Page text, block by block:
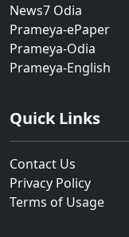
News7 Odia
Prameya-ePaper
Prameya-Odia
Prameya-English
Quick Links
Contact Us
Privacy Policy
Terms of Usage